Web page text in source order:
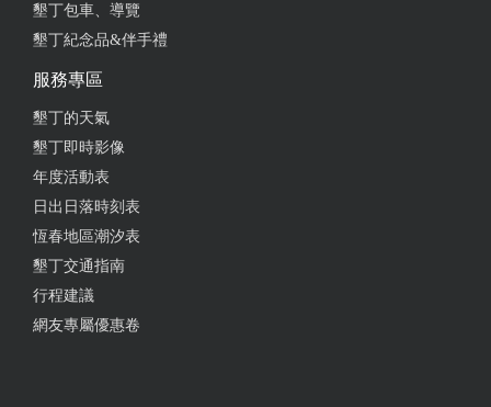
墾丁包車、導覽
墾丁紀念品&伴手禮
服務專區
墾丁的天氣
墾丁即時影像
年度活動表
日出日落時刻表
恆春地區潮汐表
墾丁交通指南
行程建議
網友專屬優惠卷